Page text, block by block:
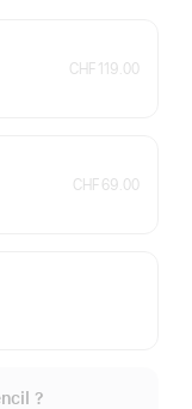
CHF 119.00
CHF 69.00
?